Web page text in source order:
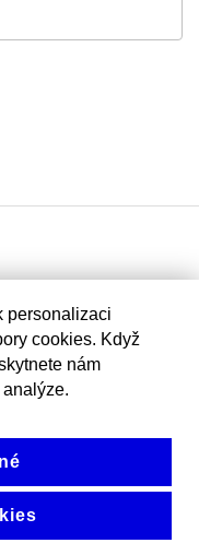
personalizaci
cookies. Když
nám